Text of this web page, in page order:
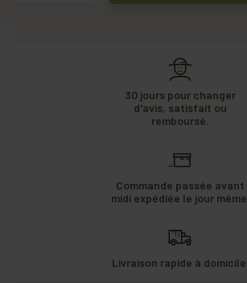
30 jours pour changer
d'avis, satisfait ou
remboursé.
Commande passée avant
midi expédiée le jour même.
Livraison rapide à domicile.